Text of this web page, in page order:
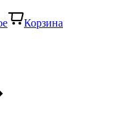
Корзина